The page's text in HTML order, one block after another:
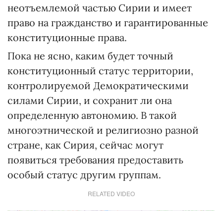
неотъемлемой частью Сирии и имеет
право на гражданство и гарантированные
конституционные права.
Пока не ясно, каким будет точный
конституционный статус территории,
контролируемой Демократическими
силами Сирии, и сохранит ли она
определенную автономию. В такой
многоэтнической и религиозно разной
стране, как Сирия, сейчас могут
появиться требования предоставить
особый статус другим группам.
RELATED VIDEO